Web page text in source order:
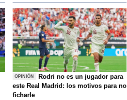
OPINIÓN
Rodri no es un jugador para
este Real Madrid: los motivos para no
ficharle